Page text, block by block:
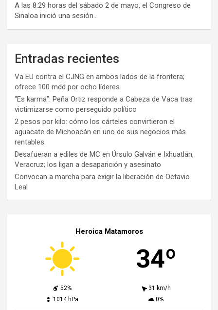
A las 8:29 horas del sábado 2 de mayo, el Congreso de
Sinaloa inició una sesión…
Entradas recientes
Va EU contra el CJNG en ambos lados de la frontera;
ofrece 100 mdd por ocho líderes
“Es karma”: Peña Ortiz responde a Cabeza de Vaca tras
victimizarse como perseguido político
2 pesos por kilo: cómo los cárteles convirtieron el
aguacate de Michoacán en uno de sus negocios más
rentables
Desafueran a ediles de MC en Úrsulo Galván e Ixhuatlán,
Veracruz; los ligan a desaparición y asesinato
Convocan a marcha para exigir la liberación de Octavio
Leal
Heroica Matamoros
34º
52%
31 km/h
1014 hPa
0%